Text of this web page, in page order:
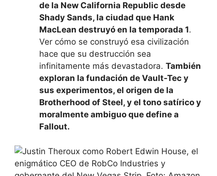
de la New California Republic desde
Shady Sands, la ciudad que Hank
MacLean destruyó en la temporada 1.
Ver cómo se construyó esa civilización
hace que su destrucción sea
infinitamente más devastadora. También
exploran la fundación de Vault-Tec y
sus experimentos, el origen de la
Brotherhood of Steel, y el tono satírico y
moralmente ambiguo que define a
Fallout.